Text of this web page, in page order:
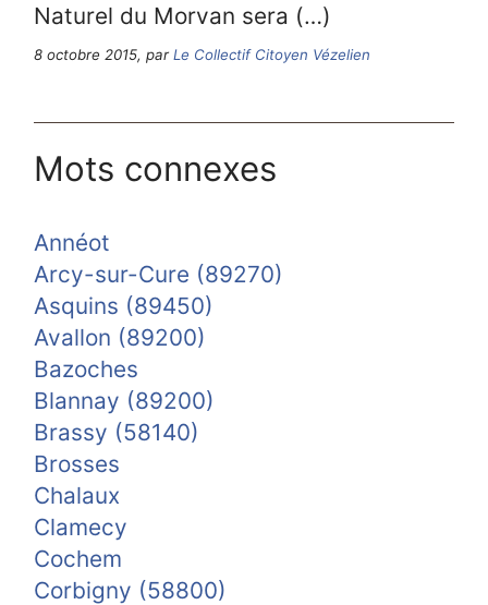
Naturel du Morvan sera (…)
8 octobre 2015, parLe Collectif Citoyen Vézelien
Mots connexes
Annéot
Arcy-sur-Cure (89270)
Asquins (89450)
Avallon (89200)
Bazoches
Blannay (89200)
Brassy (58140)
Brosses
Chalaux
Clamecy
Cochem
Corbigny (58800)